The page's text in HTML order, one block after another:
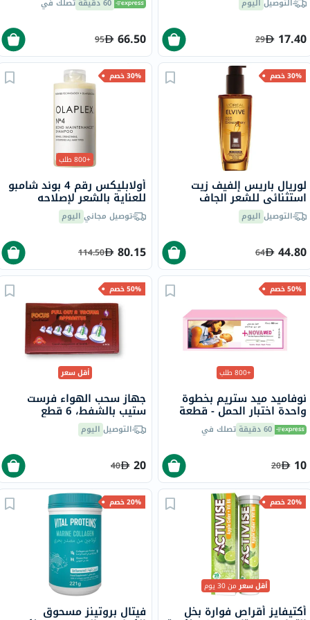
التوصيل اليوم
17.40
29
60 دقيقة تصلك في
66.50
95
30% خصم
لوريال باريس إلفيف زيت
استثنائي للشعر الجاف
والتالف 100 مل
التوصيل اليوم
44.80
64
30% خصم
+800 طلب
أولابليكس رقم 4 بوند شامبو
للعناية بالشعر لإصلاحه
وتقويته وتغذيته 250 مل
توصيل مجاني اليوم
80.15
114.50
50% خصم
+800 طلب
نوفاميد ميد ستريم بخطوة
واحدة اختبار الحمل - قطعة
واحدة 60 دقيقة تصلك في
10
20
50% خصم
أقل سعر
جهاز سحب الهواء فرست
ستيب بالشفط، 6 قطع
التوصيل اليوم
20
40
20% خصم
أقل سعرمن 30 يوم
أكتيفايز أقراص فوارة بخل
20% خصم
فيتال بروتينز مسحوق